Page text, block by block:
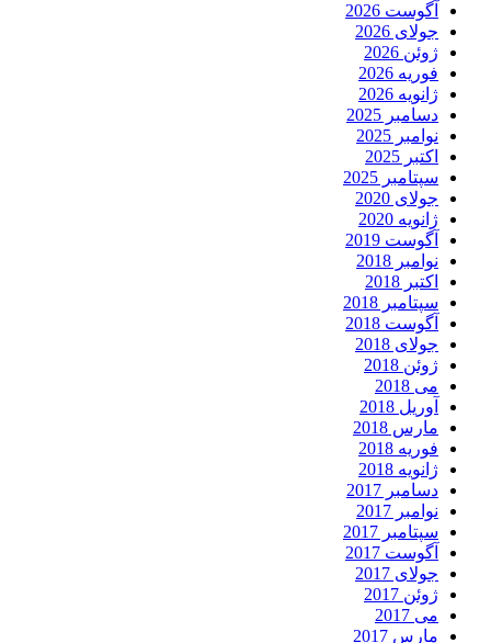
آگوست 2026
جولای 2026
ژوئن 2026
فوریه 2026
ژانویه 2026
دسامبر 2025
نوامبر 2025
اکتبر 2025
سپتامبر 2025
جولای 2020
ژانویه 2020
آگوست 2019
نوامبر 2018
اکتبر 2018
سپتامبر 2018
آگوست 2018
جولای 2018
ژوئن 2018
می 2018
آوریل 2018
مارس 2018
فوریه 2018
ژانویه 2018
دسامبر 2017
نوامبر 2017
سپتامبر 2017
آگوست 2017
جولای 2017
ژوئن 2017
می 2017
مارس 2017